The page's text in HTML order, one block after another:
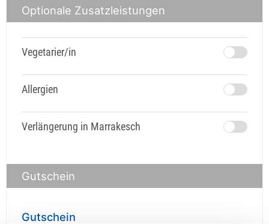
Optionale Zusatzleistungen
Vegetarier/in
Allergien
Verlängerung in Marrakesch
Gutschein
Gutschein